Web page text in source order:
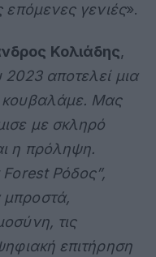
επόμενες γενιές».
Κολιάδης,
2023 αποτελεί μια
κουβαλάμε. Μας
με σκληρό
η πρόληψη.
Ρόδος”,
τις
επιτήρηση